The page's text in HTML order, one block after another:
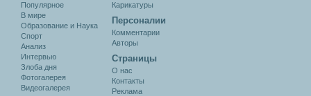
Популярное
В мире
Образование и Наука
Спорт
Анализ
Интервью
Злоба дня
Фотогалерея
Видеогалерея
Карикатуры
Персоналии
Комментарии
Авторы
Cтраницы
О нас
Контакты
Реклама